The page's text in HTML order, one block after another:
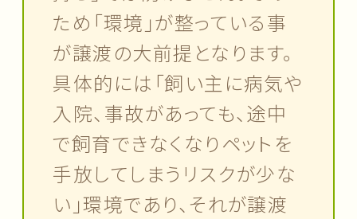
ため「環境」が整っている事
が譲渡の大前提となります。
具体的には「飼い主に病気や
入院、事故があっても、途中
で飼育できなくなりペットを
手放してしまうリスクが少な
い」環境であり、それが譲渡